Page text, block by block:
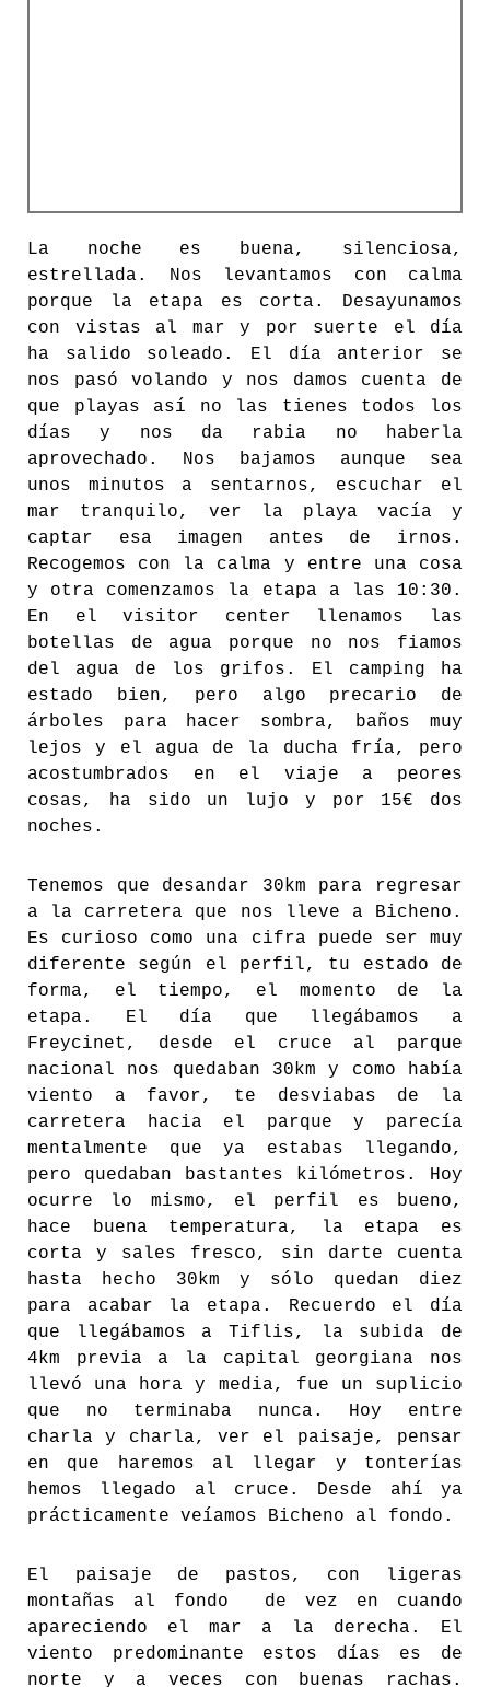
La noche es buena, silenciosa,
estrellada. Nos levantamos con calma
porque la etapa es corta. Desayunamos
con vistas al mar y por suerte el día
ha salido soleado. El día anterior se
nos pasó volando y nos damos cuenta de
que playas así no las tienes todos los
días y nos da rabia no haberla
aprovechado. Nos bajamos aunque sea
unos minutos a sentarnos, escuchar el
mar tranquilo, ver la playa vacía y
captar esa imagen antes de irnos.
Recogemos con la calma y entre una cosa
y otra comenzamos la etapa a las 10:30.
En el visitor center llenamos las
botellas de agua porque no nos fiamos
del agua de los grifos. El camping ha
estado bien, pero algo precario de
árboles para hacer sombra, baños muy
lejos y el agua de la ducha fría, pero
acostumbrados en el viaje a peores
cosas, ha sido un lujo y por 15€ dos
noches.
Tenemos que desandar 30km para regresar
a la carretera que nos lleve a Bicheno.
Es curioso como una cifra puede ser muy
diferente según el perfil, tu estado de
forma, el tiempo, el momento de la
etapa. El día que llegábamos a
Freycinet, desde el cruce al parque
nacional nos quedaban 30km y como había
viento a favor, te desviabas de la
carretera hacia el parque y parecía
mentalmente que ya estabas llegando,
pero quedaban bastantes kilómetros. Hoy
ocurre lo mismo, el perfil es bueno,
hace buena temperatura, la etapa es
corta y sales fresco, sin darte cuenta
hasta hecho 30km y sólo quedan diez
para acabar la etapa. Recuerdo el día
que llegábamos a Tiflis, la subida de
4km previa a la capital georgiana nos
llevó una hora y media, fue un suplicio
que no terminaba nunca. Hoy entre
charla y charla, ver el paisaje, pensar
en que haremos al llegar y tonterías
hemos llegado al cruce. Desde ahí ya
prácticamente veíamos Bicheno al fondo.
El paisaje de pastos, con ligeras
montañas al fondo de vez en cuando
apareciendo el mar a la derecha. El
viento predominante estos días es de
norte y a veces con buenas rachas.